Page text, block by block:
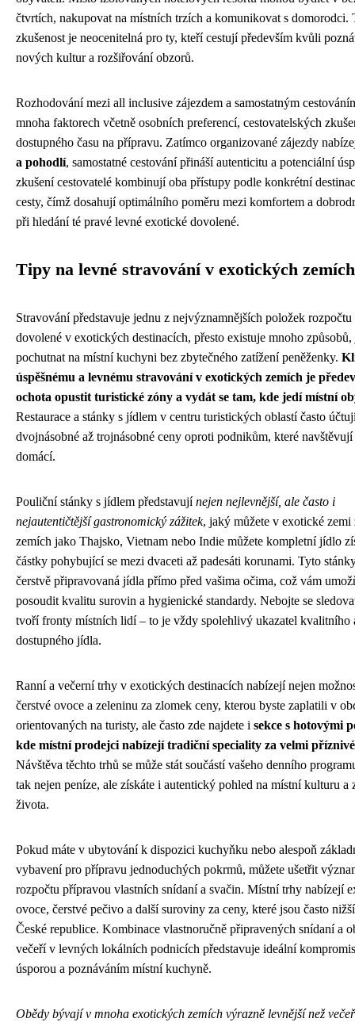
čtvrtích, nakupovat na místních trzích a komunikovat s domorodci.
zkušenost je neocenitelná pro ty, kteří cestují především kvůli
nových kultur a rozšiřování obzorů.
Rozhodování mezi all inclusive zájezdem a samostatným
mnoha faktorech včetně osobních preferencí, cestovatelských
dostupného času na přípravu. Zatímco organizované zájezdy
a pohodlí, samostatné cestování přináší autenticitu a potenciální
zkušení cestovatelé kombinují oba přístupy podle konkrétní
cesty, čímž dosahují optimálního poměru mezi komfortem a
při hledání té pravé levné exotické dovolené.
Tipy na levné stravování v exotických zemích
Stravování představuje jednu z nejvýznamnějších položek rozpočtu
dovolené v exotických destinacích, přesto existuje mnoho způsobů,
pochutnat na místní kuchyni bez zbytečného zatížení peněženky.
úspěšnému a levnému stravování v exotických zemích je
ochota opustit turistické zóny a vydát se tam, kde jedí místní
Restaurace a stánky s jídlem v centru turistických oblastí často
dvojnásobné až trojnásobné ceny oproti podnikům, které
domácí.
Pouliční stánky s jídlem představujínejen nejlevnější, ale často i
nejautentičtější gastronomický zážitek, jaký můžete v exotické
zemích jako Thajsko, Vietnam nebo Indie můžete kompletní jídlo
částky pohybující se mezi dvaceti až padesáti korunami. Tyto
čerstvě připravovaná jídla přímo před vašima očima, což vám
posoudit kvalitu surovin a hygienické standardy. Nebojte se
tvoří fronty místních lidí – to je vždy spolehlivý ukazatel kvalitního
dostupného jídla.
Ranní a večerní trhy v exotických destinacích nabízejí nejen
čerstvé ovoce a zeleninu za zlomek ceny, kterou byste zaplatili v
orientovaných na turisty, ale často zde najdete i sekce s hotovými
kde místní prodejci nabízejí tradiční speciality za velmi
Návštěva těchto trhů se může stát součástí vašeho denního
tak nejen peníze, ale získáte i autentický pohled na místní kulturu a
života.
Pokud máte v ubytování k dispozici kuchyňku nebo alespoň
vybavení pro přípravu jednoduchých pokrmů, můžete ušetřit
rozpočtu přípravou vlastních snídaní a svačin. Místní trhy nabízejí
ovoce, čerstvé pečivo a další suroviny za ceny, které jsou často
České republice. Kombinace vlastnoručně připravených snídaní a
večeří v levných lokálních podnicích představuje ideální
úsporou a poznáváním místní kuchyně.
Obědy bývají v mnoha exotických zemích výrazně levnější než